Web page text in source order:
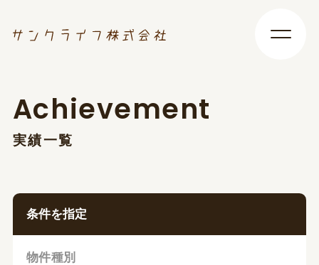
Achievement
実績一覧
条件を指定
物件種別